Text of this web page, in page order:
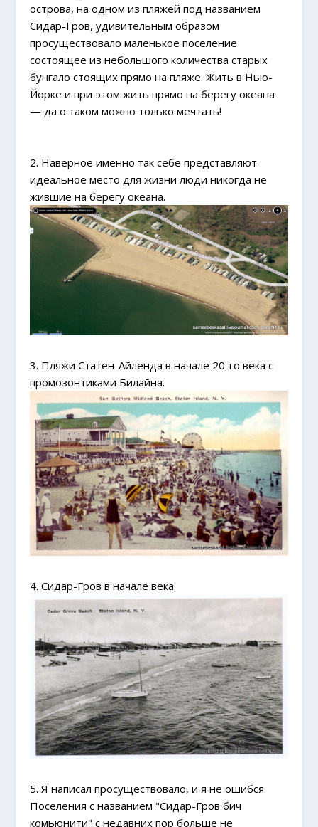
острова, на одном из пляжей под названием
Сидар-Гров, удивительным образом
просуществовало маленькое поселение
состоящее из небольшого количества старых
бунгало стоящих прямо на пляже. Жить в Нью-
Йорке и при этом жить прямо на берегу океана
— да о таком можно только мечтать!
2. Наверное именно так себе представляют
идеальное место для жизни люди никогда не
жившие на берегу океана.
3. Пляжи Статен-Айленда в начале 20-го века с
промозонтиками Билайна.
4. Сидар-Гров в начале века.
5. Я написал просуществовало, и я не ошибся.
Поселения с названием "Сидар-Гров бич
комьюнити" с недавних пор больше не